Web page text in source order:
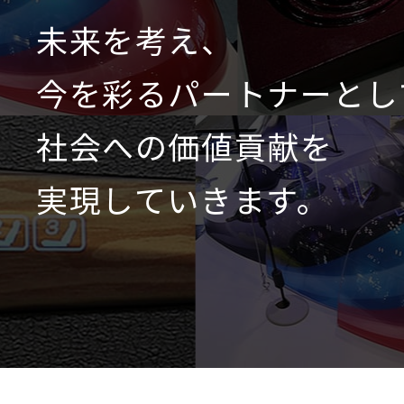
未来を考え、
今を彩るパートナーと
社会への価値貢献を
実現していきます。